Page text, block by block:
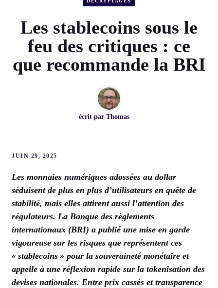
Les stablecoins sous le
feu des critiques : ce
que recommande la BRI
écrit par Thomas
JUIN 29, 2025
Les monnaies numériques adossées au dollar
séduisent de plus en plus d’utilisateurs en quête de
stabilité, mais elles attirent aussi l’attention des
régulateurs. La Banque des règlements
internationaux (BRI) a publié une mise en garde
vigoureuse sur les risques que représentent ces
« stablecoins » pour la souveraineté monétaire et
appelle à une réflexion rapide sur la tokenisation des
devises nationales. Entre prix cassés et transparence